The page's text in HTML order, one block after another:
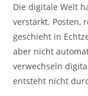
Die digitale Welt
verstärkt. Posten,
geschieht in
aber nicht
verwechseln
entsteht nicht